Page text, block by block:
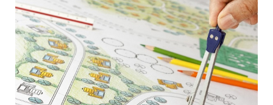
Er ontstaan soms conflicten tussen de
recreatieondernemer en de huurders of eigenaren van
een recreatiewoning. Denk daarbij aan het
doorbelasten voor onderhoud of het (door)leveren van
nutsvoorzieningen. Onze advocaten staan de
recreatieondernemer graag bij in dit soort discussies,